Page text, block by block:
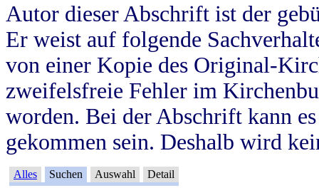
Autor dieser Abschrift ist der
Er weist auf folgende
von einer Kopie des Original-
zweifelsfreie Fehler im
worden. Bei der Abschrift kann
gekommen sein. Deshalb wird
Alles Suchen Auswahl Detail